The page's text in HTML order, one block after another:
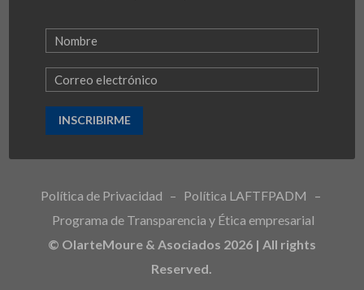
INSCRIBIRME
Política de Privacidad – Política LAFTFPADM
–
Programa de Transparencia y Ética empresarial
© OlarteMoure & Asociados 2026 | All rights
Reserved.